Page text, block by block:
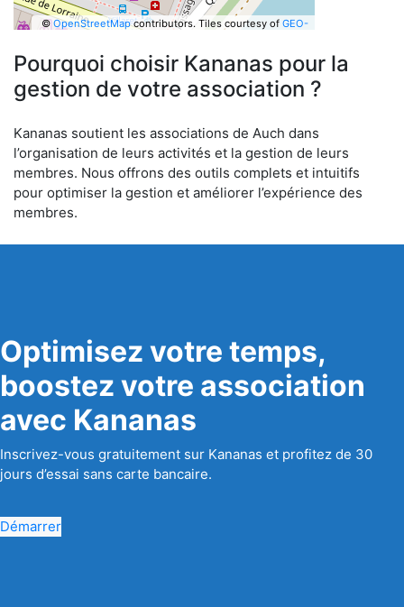
©OpenStreetMapcontributors. Tiles courtesy of GEO-
Pourquoi choisir Kananas pour la
gestion de votre association ?
Kananas soutient les associations de Auch dans
l’organisation de leurs activités et la gestion de leurs
membres. Nous offrons des outils complets et intuitifs
pour optimiser la gestion et améliorer l’expérience des
membres.
Optimisez votre temps,
boostez votre association
avec Kananas
Inscrivez-vous gratuitement sur Kananas et profitez de 30
jours d’essai sans carte bancaire.
Démarrer